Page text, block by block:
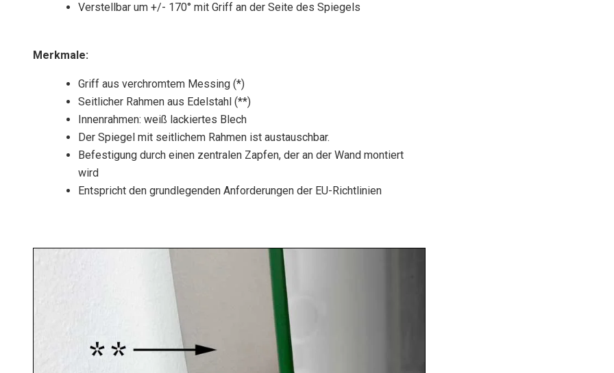
Verstellbar um +/- 170° mit Griff an der Seite des Spiegels
Merkmale:
Griff aus verchromtem Messing (*)
Seitlicher Rahmen aus Edelstahl (**)
Innenrahmen: weiß lackiertes Blech
Der Spiegel mit seitlichem Rahmen ist austauschbar.
Befestigung durch einen zentralen Zapfen, der an der Wand montiert
wird
Entspricht den grundlegenden Anforderungen der EU-Richtlinien